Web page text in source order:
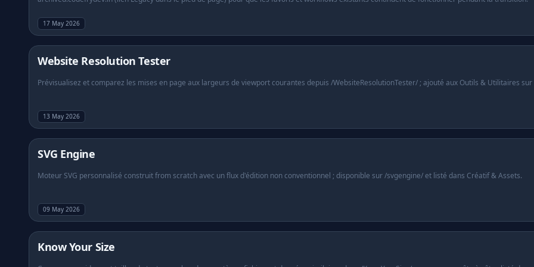
17 May 2026
Website Resolution Tester
Prévisualisez et comparez les mises en page aux largeurs de viewport courantes depuis /WebsiteResolutionTester/ ; ajouté aux Outils & Utilitaires
13 May 2026
SVG Engine
Moteur SVG personnalisé construit from scratch avec un flux d'édition non conventionnel ; disponible sur /svgengine/ et listé dans Créatif & Assets.
09 May 2026
Know Your Size